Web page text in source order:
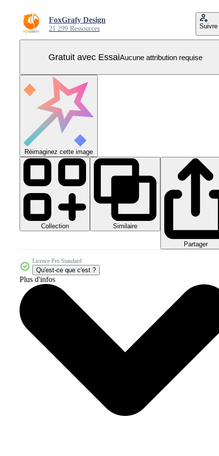
FoxGrafy Design
21 299 Ressources Suivre
Gratuit avec EssaiAucune attribution requise
Réimaginez cette image
Collection Similaire
Partager
Licence Pro Standard
Qu'est-ce que c'est ?
Plus d'infos